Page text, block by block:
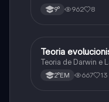
isso sempre é bom
algumas questões
9° 962 8
Biologia
Teoria
Teoria de Darwin e
2°EM 667 13